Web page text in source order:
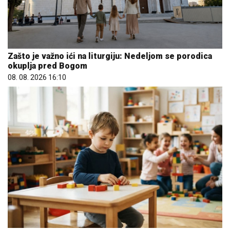
Zašto je važno ići na liturgiju: Nedeljom se porodica
okuplja pred Bogom
08. 08. 2026 16:10